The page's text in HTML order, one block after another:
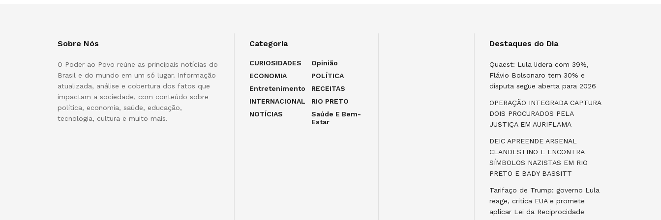
Sobre Nós
O Poder ao Povo reúne as principais notícias do
Brasil e do mundo em um só lugar. Informação
atualizada, análise e cobertura dos fatos que
impactam a sociedade, com conteúdo sobre
política, economia, saúde, educação,
tecnologia, cultura e muito mais.
Categoria
CURIOSIDADES
ECONOMIA
Entretenimento
INTERNACIONAL
NOTÍCIAS
Opinião
POLÍTICA
RECEITAS
RIO PRETO
Saúde E Bem-
Estar
Destaques do Dia
Quaest: Lula lidera com 39%,
Flávio Bolsonaro tem 30% e
disputa segue aberta para 2026
OPERAÇÃO INTEGRADA CAPTURA
DOIS PROCURADOS PELA
JUSTIÇA EM AURIFLAMA
DEIC APREENDE ARSENAL
CLANDESTINO E ENCONTRA
SÍMBOLOS NAZISTAS EM RIO
PRETO E BADY BASSITT
Tarifaço de Trump: governo Lula
reage, critica EUA e promete
aplicar Lei da Reciprocidade